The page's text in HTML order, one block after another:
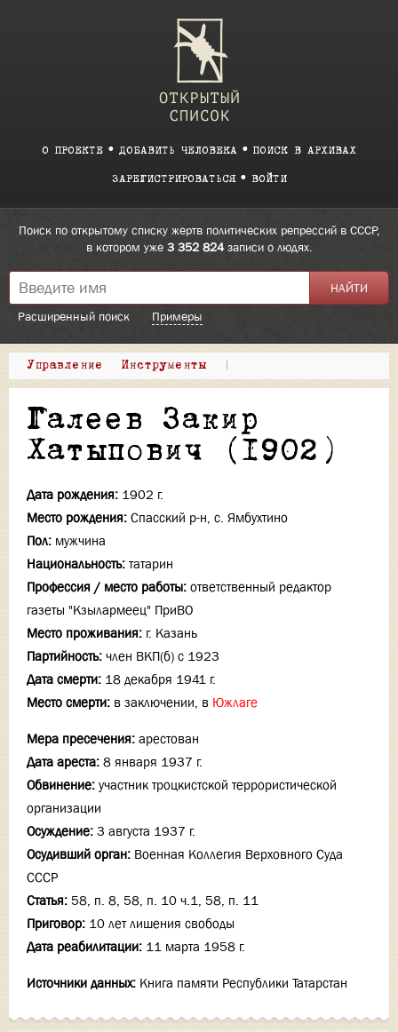
О ПРОЕКТЕ ДОБАВИТЬ ЧЕЛОВЕКА ПОИСК В АРХИВАХ
ЗАРЕГИСТРИРОВАТЬСЯ ВОЙТИ
Поиск по открытому списку жертв политических репрессий в СССР,
в котором уже 3 352 824записи о людях.
Расширенный поиск Примеры
Управление Инструменты |
Галеев Закир
Хатыпович (1902)
Дата рождения: 1902 г.
Место рождения: Спасский р-н, с. Ямбухтино
Пол: мужчина
Национальность: татарин
Профессия / место работы: ответственный редактор
газеты "Кзылармеец" ПриВО
Место проживания: г. Казань
Партийность: член ВКП(б) с 1923
Дата смерти: 18 декабря 1941 г.
Место смерти: в заключении, в Южлаге
Мера пресечения: арестован
Дата ареста: 8 января 1937 г.
Обвинение: участник троцкистской террористической
организации
Осуждение: 3 августа 1937 г.
Осудивший орган: Военная Коллегия Верховного Суда
СССР
Статья: 58, п. 8, 58, п. 10 ч.1, 58, п. 11
Приговор: 10 лет лишения свободы
Дата реабилитации: 11 марта 1958 г.
Источники данных: Книга памяти Республики Татарстан